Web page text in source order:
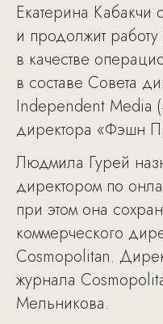
Екатерина Кабакчи
и продолжит
в качестве
в составе Совета
Independent Media
директора «Фэшн
Людмила Гурей
директором по
при этом она
коммерческого
Cosmopolitan.
журнала
Мельникова.